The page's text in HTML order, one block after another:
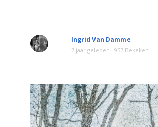
Ingrid Van Damme
7 jaar geleden 957 Bekeken